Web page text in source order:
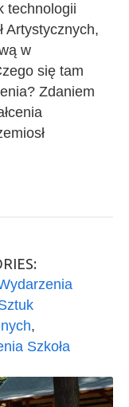
technologii
Artystycznych,
w
się tam
Zdaniem
,
Szkoła